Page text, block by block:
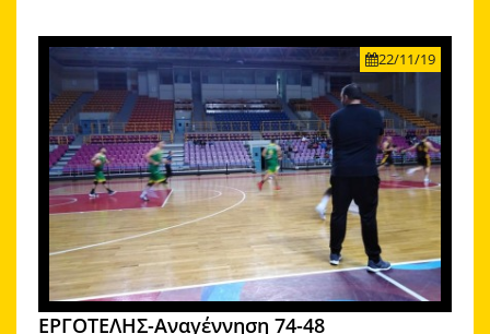
22/11/19
ΕΡΓΟΤΕΛΗΣ-Αναγέννηση 74-48